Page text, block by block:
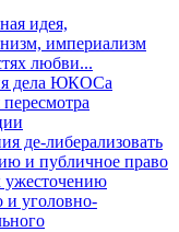
идея,
империализм
любви...
дела ЮКОСа
де-либерализовать
и публичное право
и уголовно-